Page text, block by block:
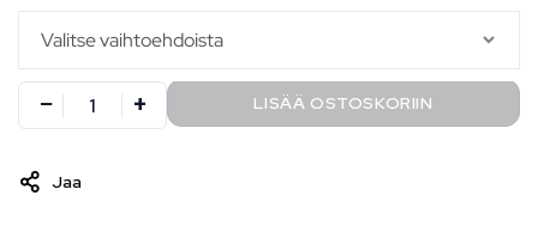
LISÄÄ OSTOSKORIIN
Jaa